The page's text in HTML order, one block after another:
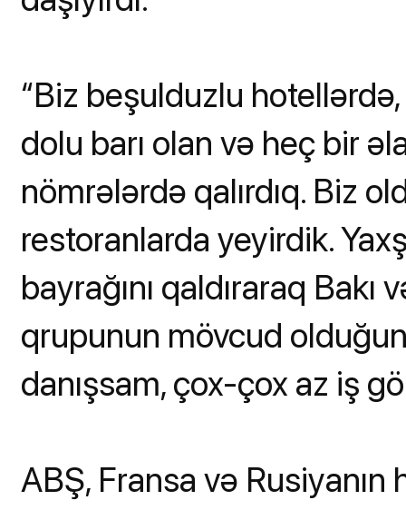
“Biz beşulduzlu
dolu barı olan və heç bir
nömrələrdə qalırdıq. Biz
restoranlarda yeyirdik.
bayrağını qaldıraraq Bakı
qrupunun mövcud
danışsam, çox-çox az iş
ABŞ, Fransa və